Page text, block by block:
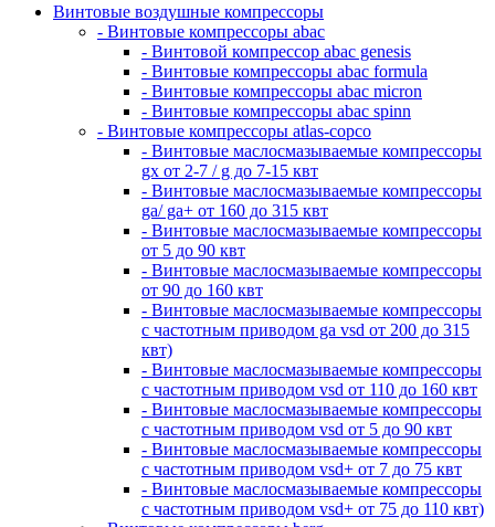
Винтовые воздушные компрессоры
- Винтовые компрессоры abac
- Винтовой компрессор abac genesis
- Винтовые компрессоры abac formula
- Винтовые компрессоры abac micron
- Винтовые компрессоры abac spinn
- Винтовые компрессоры atlas-copco
- Винтовые маслосмазываемые компрессоры
gx от 2-7 / g до 7-15 квт
- Винтовые маслосмазываемые компрессоры
ga/ ga+ от 160 до 315 квт
- Винтовые маслосмазываемые компрессоры
от 5 до 90 квт
- Винтовые маслосмазываемые компрессоры
от 90 до 160 квт
- Винтовые маслосмазываемые компрессоры
с частотным приводом ga vsd от 200 до 315
квт)
- Винтовые маслосмазываемые компрессоры
с частотным приводом vsd от 110 до 160 квт
- Винтовые маслосмазываемые компрессоры
с частотным приводом vsd от 5 до 90 квт
- Винтовые маслосмазываемые компрессоры
с частотным приводом vsd+ от 7 до 75 квт
- Винтовые маслосмазываемые компрессоры
с частотным приводом vsd+ от 75 до 110 квт)